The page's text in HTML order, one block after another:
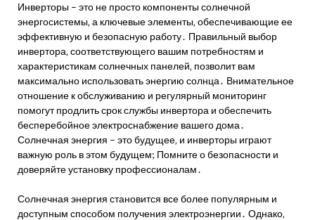
Инверторы – это не просто компоненты солнечной
энергосистемы‚ а ключевые элементы‚ обеспечивающие ее
эффективную и безопасную работу․ Правильный выбор
инвертора‚ соответствующего вашим потребностям и
характеристикам солнечных панелей‚ позволит вам
максимально использовать энергию солнца․ Внимательное
отношение к обслуживанию и регулярный мониторинг
помогут продлить срок службы инвертора и обеспечить
бесперебойное электроснабжение вашего дома․
Солнечная энергия – это будущее‚ и инверторы играют
важную роль в этом будущем; Помните о безопасности и
доверяйте установку профессионалам․
Солнечная энергия становится все более популярным и
доступным способом получения электроэнергии․ Однако‚